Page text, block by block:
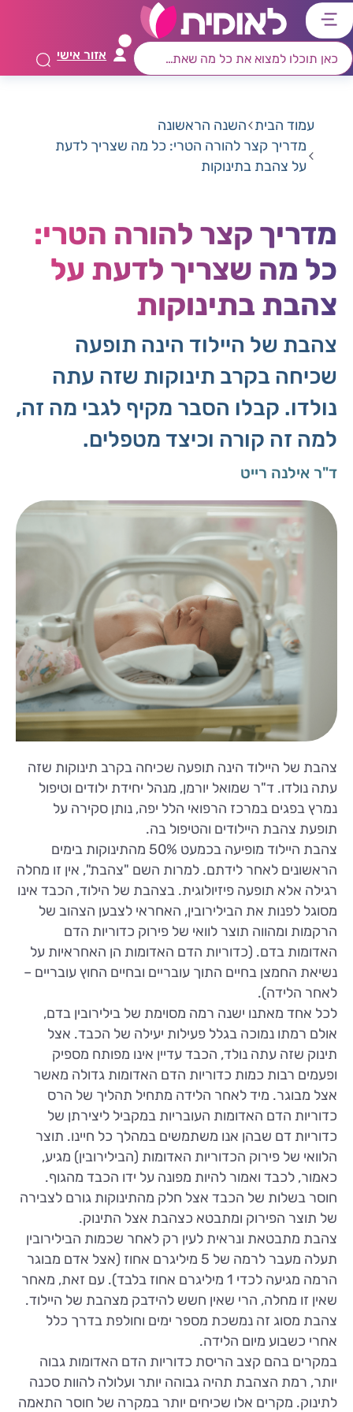
דלג
לתפריט
ראשי
דלג
לרכיב
חיפוש
דלג
לתוכן
מרכזי
דלג
לאזור
קישורים
אזור אישי
עמוד הבית השנה הראשונה
מדריך קצר להורה הטרי: כל מה שצריך לדעת
על צהבת בתינוקות
מדריך קצר להורה הטרי:
כל מה שצריך לדעת על
צהבת בתינוקות
צהבת של היילוד הינה תופעה
שכיחה בקרב תינוקות שזה עתה
נולדו. קבלו הסבר מקיף לגבי מה זה,
למה זה קורה וכיצד מטפלים.
ד"ר אילנה רייט
צהבת של היילוד הינה תופעה שכיחה בקרב תינוקות שזה
עתה נולדו. ד"ר שמואל יורמן, מנהל יחידת ילודים וטיפול
נמרץ בפגים במרכז הרפואי הלל יפה, נותן סקירה על
תופעת צהבת היילודים והטיפול בה.
צהבת היילוד מופיעה בכמעט 50% מהתינוקות בימים
הראשונים לאחר לידתם. למרות השם "צהבת", אין זו מחלה
רגילה אלא תופעה פיזיולוגית. בצהבת של הילוד, הכבד אינו
מסוגל לפנות את הבילירובין, האחראי לצבען הצהוב של
הרקמות ומהווה תוצר לוואי של פירוק כדוריות הדם
האדומות בדם. (כדוריות הדם האדומות הן האחראיות על
נשיאת החמצן בחיים התוך עובריים ובחיים החוץ עובריים –
לאחר הלידה).
לכל אחד מאתנו ישנה רמה מסוימת של בילירובין בדם,
אולם רמתו נמוכה בגלל פעילות יעילה של הכבד. אצל
תינוק שזה עתה נולד, הכבד עדיין אינו מפותח מספיק
ופעמים רבות כמות כדוריות הדם האדומות גדולה מאשר
אצל מבוגר. מיד לאחר הלידה מתחיל תהליך של הרס
כדוריות הדם האדומות העובריות במקביל ליצירתן של
כדוריות דם שבהן אנו משתמשים במהלך כל חיינו. תוצר
הלוואי של פירוק הכדוריות האדומות (הבילירובין) מגיע,
כאמור, לכבד ואמור להיות מפונה על ידו הכבד מהגוף.
חוסר בשלות של הכבד אצל חלק מהתינוקות גורם לצבירה
של תוצר הפירוק ומתבטא כצהבת אצל התינוק.
צהבת מתבטאת ונראית לעין רק לאחר שכמות הבילירובין
תעלה מעבר לרמה של 5 מיליגרם אחוז (אצל אדם מבוגר
הרמה מגיעה לכדי 1 מיליגרם אחוז בלבד). עם זאת, מאחר
שאין זו מחלה, הרי שאין חשש להידבק מצהבת של היילוד.
צהבת מסוג זה נמשכת מספר ימים וחולפת בדרך כלל
אחרי כשבוע מיום הלידה.
במקרים בהם קצב הריסת כדוריות הדם האדומות גבוה
יותר, רמת הצהבת תהיה גבוהה יותר ועלולה להוות סכנה
לתינוק. מקרים אלו שכיחים יותר במקרה של חוסר התאמה